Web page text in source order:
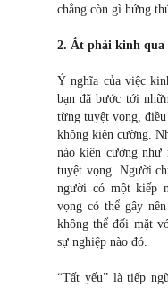
chẳng còn gì hứng
2. Ắt phải kinh qua
Ý nghĩa của việc
bạn đã bước tới
từng tuyệt vọng,
không kiên cường.
nào kiên cường
tuyệt vọng. Người
người có một kiếp
vọng có thể gây
không thể đối mặt
sự nghiệp nào đó.
“Tất yếu” là tiếp